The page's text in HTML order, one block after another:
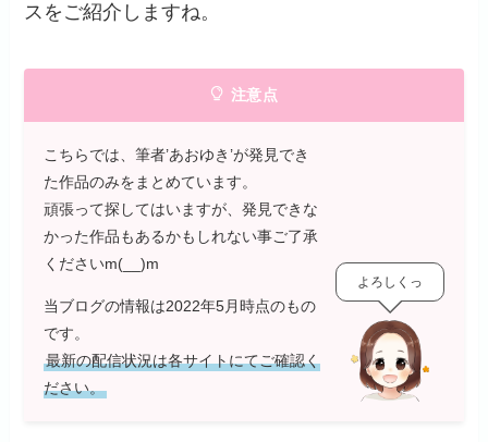
スをご紹介しますね。
注意点
こちらでは、筆者’あおゆき’が発見でき
た作品のみをまとめています。
頑張って探してはいますが、発見できな
かった作品もあるかもしれない事ご了承
くださいm(__)m
当ブログの情報は2022年5月時点のもの
です。
最新の配信状況は各サイトにてご確認く
ださい。
よろしくっ